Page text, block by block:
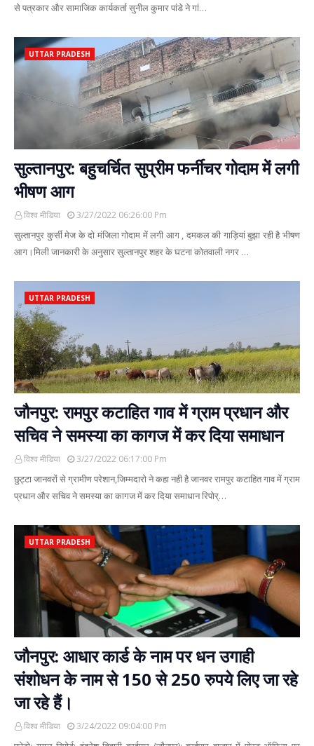
से पत्रकार और सामाजिक कार्यकर्ता सुनील कुमार पांडे ने गां…
UTTAR PRADESH
सुल्तानपुर: बहुचर्चित सुप्रीम फर्नीचर गोदाम में लगी
भीषण आग
विश्व मीडिया 3/27/2022 06:26:00 Pm
सुल्तानपुर कुर्सी मेज के दो मंजिला गोदाम में लगी आग , दमकल की गाड़ियां बुझा रही है भीषण
आग।मिली जानकारी के अनुसार सुल्तानपुर शहर के घटना कोतवाली नगर …
UTTAR PRADESH
जौनपुर: रामपुर कटाहित गाव में ग्राम प्रधान और
सचिव ने समस्या का कागज में कर दिया समाधान
विश्व मीडिया 3/27/2022 06:17:00 Pm
छुट्टा जानवरों से ग्रामीण परेशान,जिम्मदारो ने कहा नही है जानवर रामपुर कटाहित गाव में ग्राम
प्रधान और सचिव ने समस्या का कागज में कर दिया समाधान रिपोर्…
UTTAR PRADESH
जौनपुर: आधार कार्ड के नाम पर धन उगाही
संशोधन के नाम से 150 से 250 रुपये लिए जा रहे
जा रहे हैं।
विश्व मीडिया 3/24/2022 09:04:00 Pm